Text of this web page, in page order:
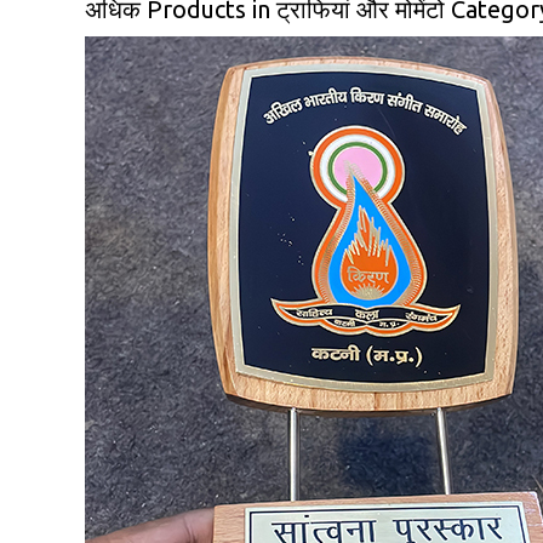
अधिक Products in ट्राफियां और मोमेंटो